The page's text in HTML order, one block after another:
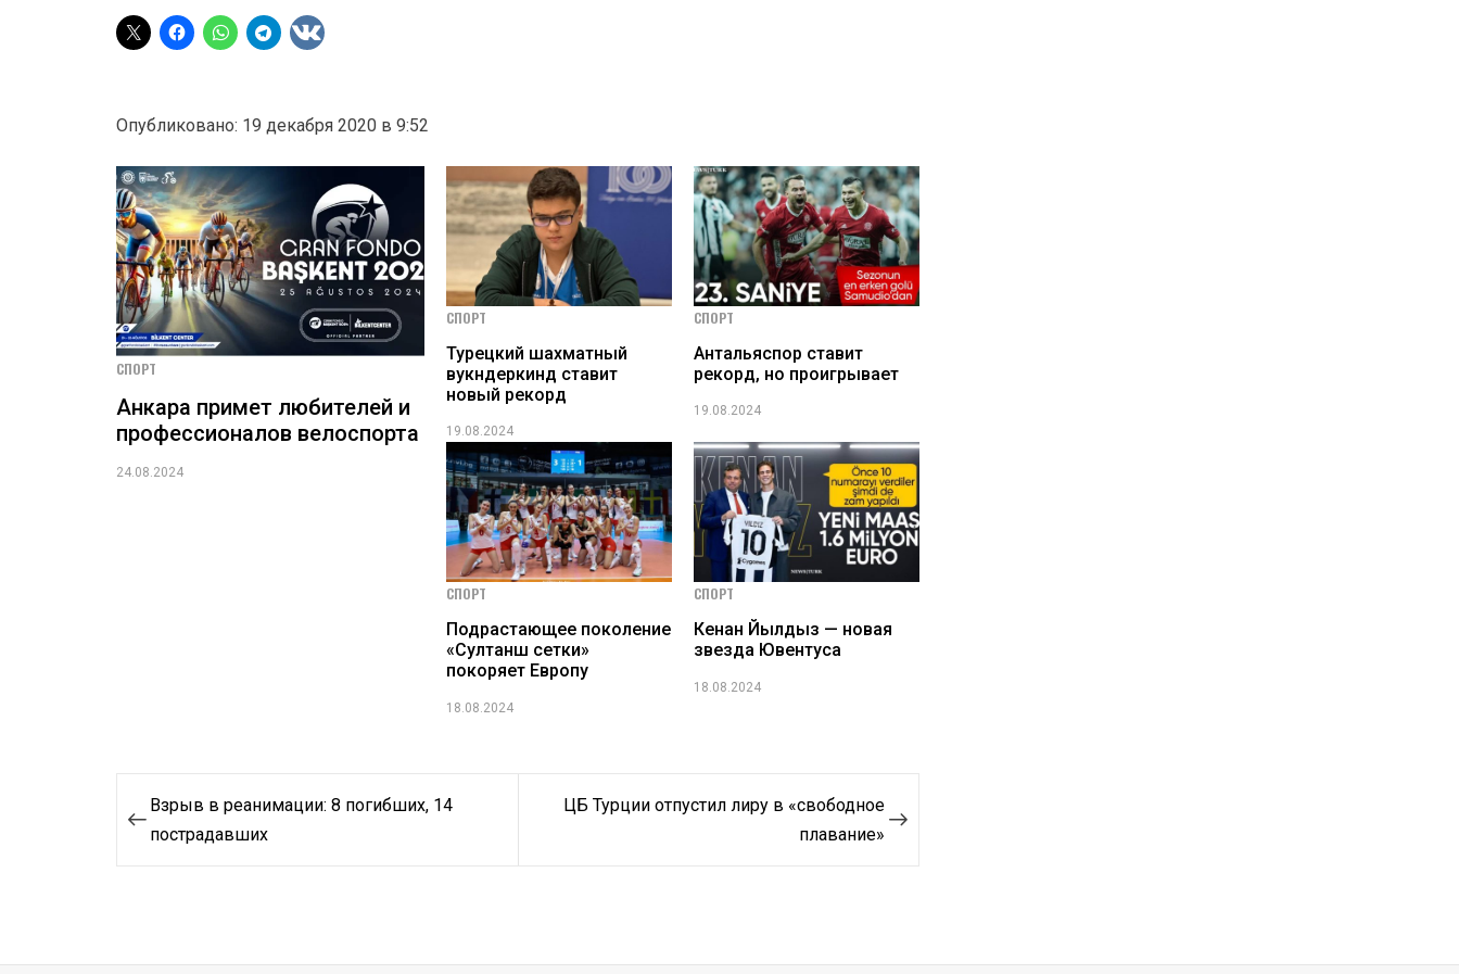
Опубликовано: 19 декабря 2020 в 9:52
СПОРТ
Анкара примет любителей и
профессионалов велоспорта
24.08.2024
СПОРТ
Турецкий шахматный
вукндеркинд ставит
новый рекорд
19.08.2024
СПОРТ
Антальяспор ставит
рекорд, но проигрывает
19.08.2024
СПОРТ
Подрастающее поколение
«Султанш сетки»
покоряет Европу
18.08.2024
СПОРТ
Кенан Йылдыз — новая
звезда Ювентуса
18.08.2024
Навигация
Взрыв в реанимации: 8 погибших, 14
пострадавших
ЦБ Турции отпустил лиру в «свободное
плавание»